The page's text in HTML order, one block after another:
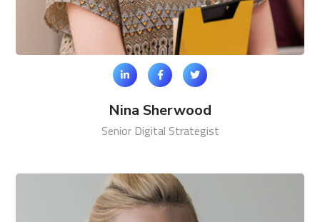
Nina Sherwood
Senior Digital Strategist